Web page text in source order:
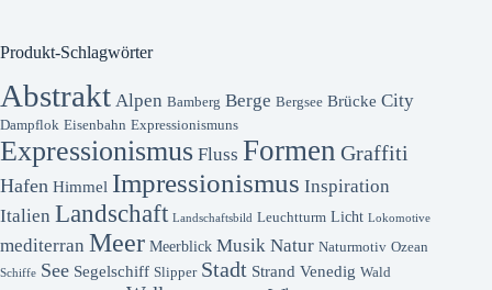
Produkt-Schlagwörter
Abstrakt Alpen Bamberg Berge Bergsee Brücke City
Dampflok Eisenbahn Expressionismuns
Expressionismus Fluss Formen Graffiti
Hafen Himmel Impressionismus Inspiration
Italien Landschaft Landschaftsbild Leuchtturm Licht Lokomotive
mediterran Meer Meerblick Musik Natur Naturmotiv Ozean
Schiffe See Segelschiff Slipper Stadt Strand Venedig Wald